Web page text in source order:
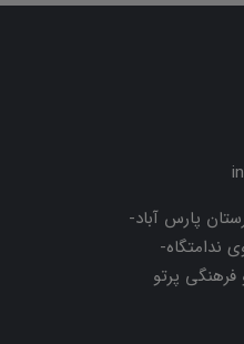
پارس آباد-
ندامتگاه-
پرتو